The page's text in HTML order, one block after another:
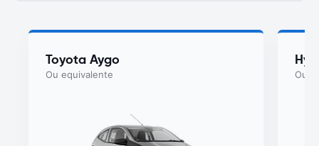
Toyota Aygo
Ou equivalente Ou